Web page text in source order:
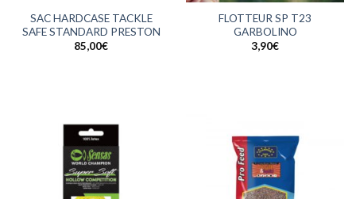
SAC HARDCASE TACKLE
SAFE STANDARD PRESTON
85,00€
FLOTTEUR SP T23
GARBOLINO
3,90€